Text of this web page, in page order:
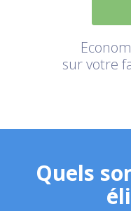
sur votre
Quels